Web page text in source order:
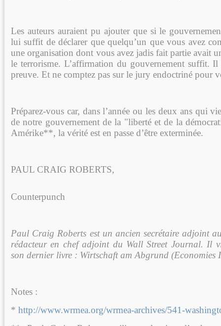
Les auteurs auraient pu ajouter que si le
lui suffit de déclarer que quelqu’un que vous avez
une organisation dont vous avez jadis fait partie avait
le terrorisme. L’affirmation du gouvernement suffit. Il
preuve. Et ne comptez pas sur le jury endoctriné pour
Préparez-vous car, dans l’année ou les deux ans qui
de notre gouvernement de la "liberté et de la
Amérike**, la vérité est en passe d’être exterminée.
PAUL CRAIG ROBERTS,
Counterpunch
Paul Craig Roberts est un ancien secrétaire adjoint
rédacteur en chef adjoint du Wall Street Journal. Il
son dernier livre : Wirtschaft am Abgrund (Economies
Notes :
* http://www.wrmea.org/wrmea-archives/541-